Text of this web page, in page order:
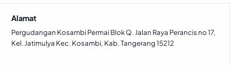
Alamat
Pergudangan Kosambi Permai Blok Q. Jalan Raya Perancis no 17,
Kel. Jatimulya Kec. Kosambi, Kab. Tangerang 15212